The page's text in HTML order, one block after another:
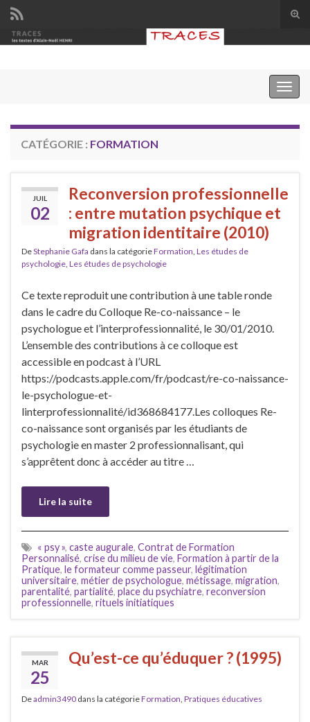
Search for:
CATÉGORIE : FORMATION
JUIL
02
Reconversion professionnelle
: entre mutation psychique et
migration identitaire (2010)
DeStephanie Gafa dans la catégorieFormation Les études de
psychologie Les études de psychologie
Ce texte reproduit une contribution à une table ronde
dans le cadre du Colloque Re-co-naissance – le
psychologue et l’interprofessionnalité, le 30/01/2010.
L’ensemble des contributions à ce colloque est
accessible en podcast à l’URL
https://podcasts.apple.com/fr/podcast/re-co-naissance-
le-psychologue-et-
linterprofessionnalité/id368684177.Les colloques Re-
co-naissance sont organisés par les étudiants de
psychologie en master 2 professionnalisant, qui
s’apprêtent donc à accéder au titre …
Lire la suite
« psy », caste augurale, Contrat de Formation
Personnalisé, crise du milieu de vie, Formation à partir de la
Pratique, le formateur comme passeur, légitimation
universitaire, métier de psychologue, métissage, migration,
parentalité, partialité, place du psychiatre, reconversion
professionnelle, rituels initiatiques
MAR
25
Qu’est-ce qu’éduquer ? (1995)
Deadmin3490 dans la catégorieFormation Pratiques éducatives